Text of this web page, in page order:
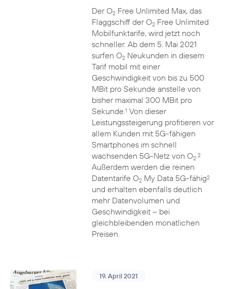
Der O2Free Unlimited Max, das
Flaggschiff der O2Free Unlimited
Mobilfunktarife, wird jetzt noch
schneller. Ab dem 5. Mai 2021
surfen O2Neukunden in diesem
Tarif mobil mit einer
Geschwindigkeit von bis zu 500
MBit pro Sekunde anstelle von
bisher maximal 300 MBit pro
Sekunde.1 Von dieser
Leistungssteigerung profitieren vor
allem Kunden mit 5G-fähigen
Smartphones im schnell
wachsenden 5G-Netz von O2.2
Außerdem werden die reinen
Datentarife O2My Data 5G-fähig2
und erhalten ebenfalls deutlich
mehr Datenvolumen und
Geschwindigkeit – bei
gleichbleibenden monatlichen
Preisen.
19. April 2021